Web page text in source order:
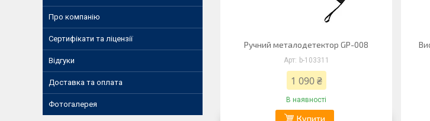
Ручний металодетектор GP-008
b-103311
1 090 ₴
В наявності
Купити
Про компанію
Сертифікати та ліцензії
Відгуки
Доставка та оплата
Фотогалерея